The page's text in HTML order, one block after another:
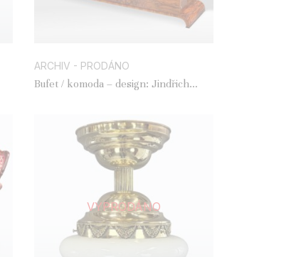
ARCHIV - PRODÁNO
Bufet / komoda – design: Jindřich
VYPRODÁNO